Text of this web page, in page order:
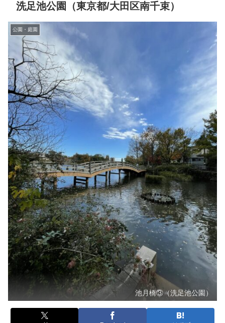
洗足池公園（東京都/大田区南千束）
公園・庭園
池月橋③（洗足池公園）